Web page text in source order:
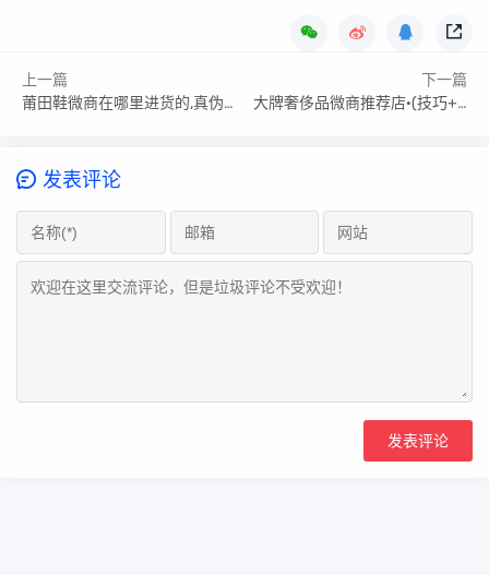
上一篇
莆田鞋微商在哪里进货的,真伪辨别教你如何识破
下一篇
大牌奢侈品微商推荐店·(技巧+误区)
发表评论